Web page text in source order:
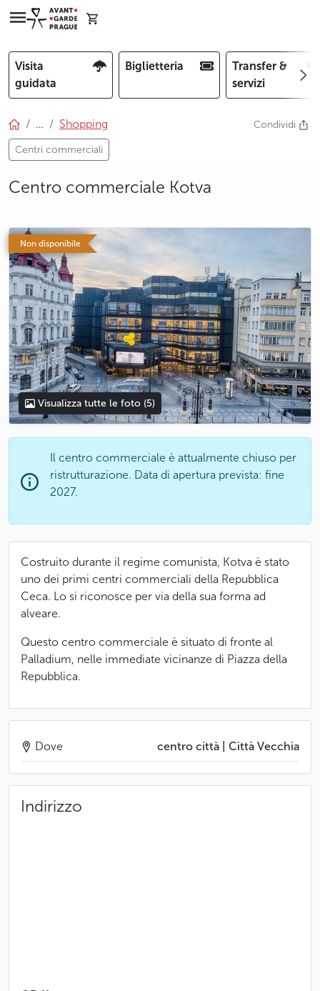
Visita
guidata
Biglietteria
Transfer &
servizi
… Shopping
Centri commerciali
Condividi
Centro commerciale Kotva
Non disponibile
photo 5
Visualizza tutte le foto (5)
Il centro commerciale è attualmente chiuso per
ristrutturazione. Data di apertura prevista: fine
2027.
Costruito durante il regime comunista, Kotva è stato
uno dei primi centri commerciali della Repubblica
Ceca. Lo si riconosce per via della sua forma ad
alveare.
Questo centro commerciale è situato di fronte al
Palladium, nelle immediate vicinanze di Piazza della
Repubblica.
Dove centro città | Città Vecchia
Indirizzo